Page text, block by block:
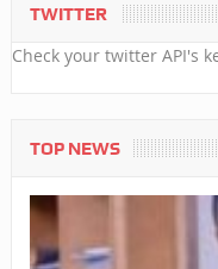
TWITTER
Check your twitter API's
TOP NEWS